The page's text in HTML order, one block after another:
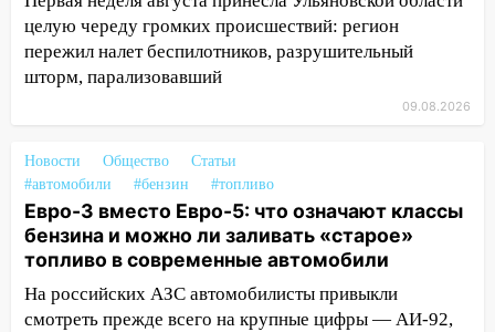
Волге перевернулась лодка
19:55
В Ульяновске упавшее дерево
заблокировало в машине двух женщин
ремонтируют девять мостов: один уже
готов, ещё два — почти завершены
17:00
«Ульяновскалипсис»: последствия
урагана 8 августа
16:38 Прогноз погоды в Ульяновской
области на 9 августа
целую череду громких происшествий: регион
пережил налет беспилотников, разрушительный
шторм, парализовавший
09.08.2026
Новости Общество
Статьи
#автомобили
#бензин #топливо
Евро-3 вместо Евро-5: что означают классы
бензина и можно ли заливать «старое»
топливо в современные автомобили
На российских АЗС автомобилисты привыкли
смотреть прежде всего на крупные цифры — АИ-92,